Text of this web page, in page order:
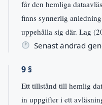
får den hemliga
finns synnerlig
uppehålla sig där. Lag
Senast ändrad
9 §
Ett tillstånd till hemlig
in uppgifter i ett